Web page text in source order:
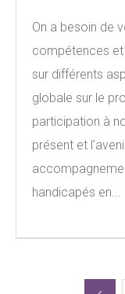
On a besoin de
compétences et
sur différents
globale sur le
participation à
présent et
handicapés en...